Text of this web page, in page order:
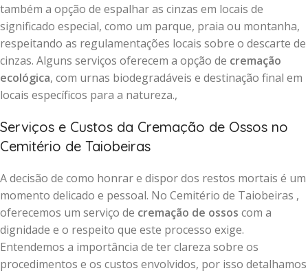
também a opção de espalhar as cinzas em locais de
significado especial, como um parque, praia ou montanha,
respeitando as regulamentações locais sobre o descarte de
cinzas. Alguns serviços oferecem a opção de cremação
ecológica, com urnas biodegradáveis e destinação final em
locais específicos para a natureza.,
Serviços e Custos da Cremação de Ossos no
Cemitério de Taiobeiras
A decisão de como honrar e dispor dos restos mortais é um
momento delicado e pessoal. No Cemitério de Taiobeiras ,
oferecemos um serviço de cremação de ossos com a
dignidade e o respeito que este processo exige.
Entendemos a importância de ter clareza sobre os
procedimentos e os custos envolvidos, por isso detalhamos